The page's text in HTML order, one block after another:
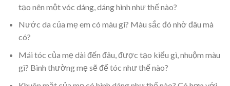
tạo nên một vóc dáng, dáng hình như thế nào?
Nước da của mẹ em có màu gì? Màu sắc đó nhờ đâu mà
có?
Mái tóc của mẹ dài đến đâu, được tạo kiểu gì, nhuộm màu
gì? Bình thường mẹ sẽ để tóc như thế nào?